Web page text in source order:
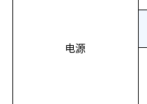
电源